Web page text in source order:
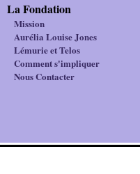
La Fondation
Mission
Aurélia Louise Jones
Lémurie et Telos
Comment s'impliquer
Nous Contacter